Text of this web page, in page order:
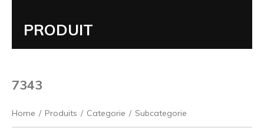
PRODUIT
7343
Home / Produits / Categorie / Subcategorie